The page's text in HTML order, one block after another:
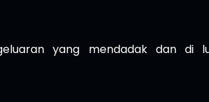
yang mendadak dan di